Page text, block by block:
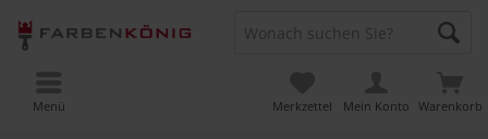
Warenkorb
Merkzettel Mein Konto
Menü